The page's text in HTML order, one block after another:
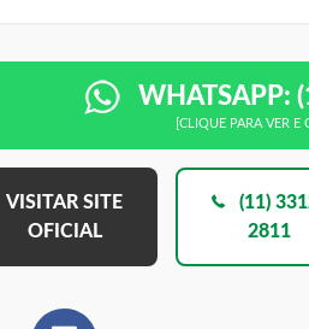
WHATSAPP:
[CLIQUE PARA VER E
VISITAR SITE
OFICIAL
(11)
2811